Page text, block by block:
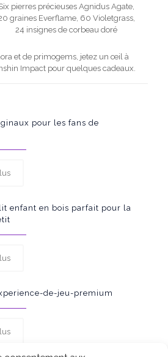
pierres précieuses Agnidus Agate,
graines Everflame, 60 Violetgrass,
24 insignes de corbeau doré
et de primogems, jetez un œil à
Impact pour quelques cadeaux.
pour les fans de
enfant en bois parfait pour la
de-jeu-premium